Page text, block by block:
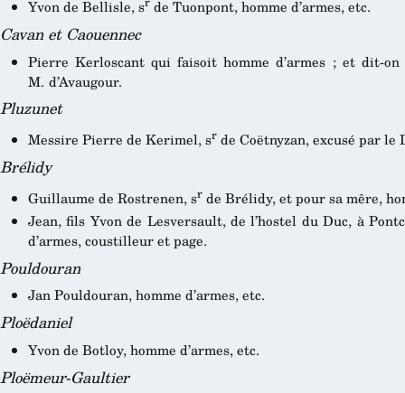
Yvon de Bellisle, s de Tuonpont, homme d’armes, etc.
Cavan et Caouennec
Pierre Kerloscant qui faisoit homme d’armes ; et dit-on
M. d’Avaugour.
Pluzunet
Messire Pierre de Kerimel, srde Coëtnyzan, excusé par le
Brélidy
Guillaume de Rostrenen, srde Brélidy, et pour sa mêre,
Jean, fils Yvon de Lesversault, de l’hostel du Duc, à
d’armes, coustilleur et page.
Pouldouran
Jan Pouldouran, homme d’armes, etc.
Ploëdaniel
Yvon de Botloy, homme d’armes, etc.
Ploëmeur-Gaultier